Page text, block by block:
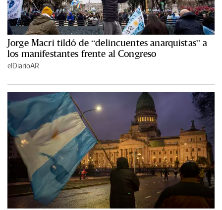
Jorge Macri tildó de “delincuentes anarquistas” a
los manifestantes frente al Congreso
elDiarioAR